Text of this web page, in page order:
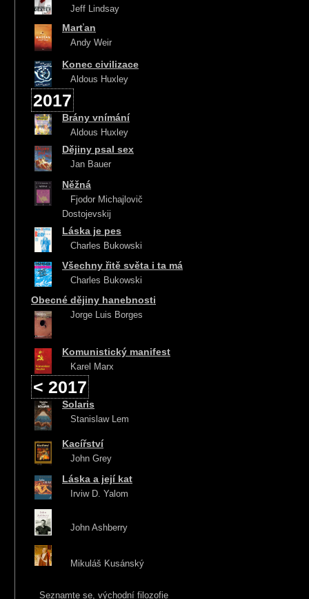
Jeff Lindsay
Marťan
Andy Weir
Konec civilizace
Aldous Huxley
2017
Brány vnímání
Aldous Huxley
Dějiny psal sex
Jan Bauer
Něžná
Fjodor Michajlovič
Dostojevskij
Láska je pes
Charles Bukowski
Všechny řitě světa i ta má
Charles Bukowski
Obecné dějiny hanebnosti
Jorge Luis Borges
Komunistický manifest
Karel Marx
< 2017
Solaris
Stanislaw Lem
Kacířství
John Grey
Láska a její kat
Irviw D. Yalom
John Ashberry
Mikuláš Kusánský
Seznamte se, východní filozofie